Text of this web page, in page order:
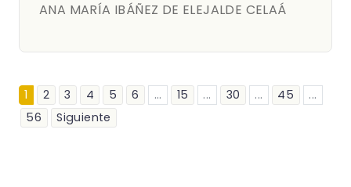
ANA MARÍA IBÁÑEZ DE ELEJALDE CELAÁ
1 2 3 4 5 6 ... 15 ... 30 ... 45
...
56
Siguiente